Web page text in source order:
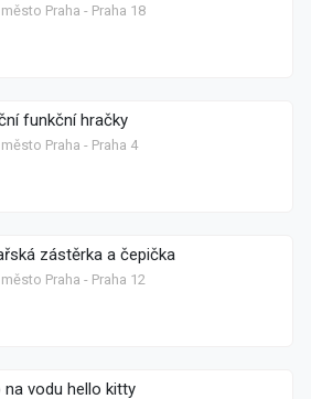
Praha - Praha 18
funkční hračky
Praha - Praha 4
zástěrka a čepička
Praha - Praha 12
na vodu hello kitty